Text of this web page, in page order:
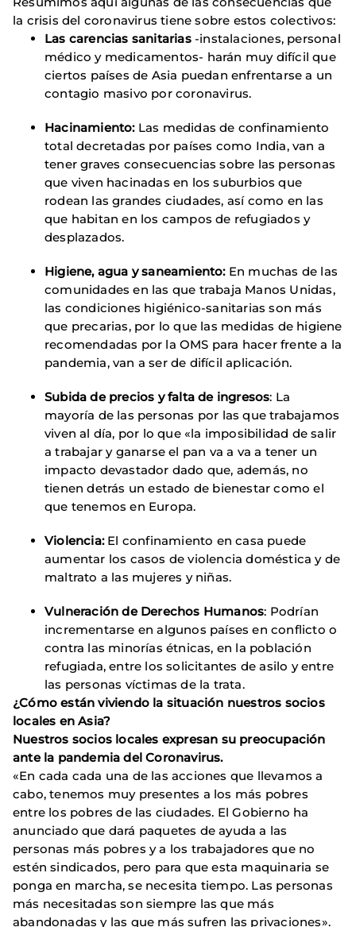
la crisis del coronavirus tiene sobre estos colectivos:
Las carencias sanitarias-instalaciones, personal
médico y medicamentos- harán muy difícil que
ciertos países de Asia puedan enfrentarse a un
contagio masivo por coronavirus.
Hacinamiento:Las medidas de confinamiento
total decretadas por países como India, van a
tener graves consecuencias sobre las personas
que viven hacinadas en los suburbios que
rodean las grandes ciudades, así como en las
que habitan en los campos de refugiados y
desplazados.
Higiene, agua y saneamiento: En muchas de las
comunidades en las que trabaja Manos Unidas,
las condiciones higiénico-sanitarias son más
que precarias, por lo que las medidas de higiene
recomendadas por la OMS para hacer frente a la
pandemia, van a ser de difícil aplicación.
Subida de precios y falta de ingresos: La
mayoría de las personas por las que trabajamos
viven al día, por lo que «la imposibilidad de salir
a trabajar y ganarse el pan va a va a tener un
impacto devastador dado que, además, no
tienen detrás un estado de bienestar como el
que tenemos en Europa.
Violencia:El confinamiento en casa puede
aumentar los casos de violencia doméstica y de
maltrato a las mujeres y niñas.
Vulneración de Derechos Humanos: Podrían
incrementarse en algunos países en conflicto o
contra las minorías étnicas, en la población
refugiada, entre los solicitantes de asilo y entre
las personas víctimas de la trata.
¿Cómo están viviendo la situación nuestros socios
locales en Asia?
Nuestros socios locales expresan su preocupación
ante la pandemia del Coronavirus.
«En cada cada una de las acciones que llevamos a
cabo, tenemos muy presentes a los más pobres
entre los pobres de las ciudades. El Gobierno ha
anunciado que dará paquetes de ayuda a las
personas más pobres y a los trabajadores que no
estén sindicados, pero para que esta maquinaria se
ponga en marcha, se necesita tiempo. Las personas
más necesitadas son siempre las que más
abandonadas y las que más sufren las privaciones».